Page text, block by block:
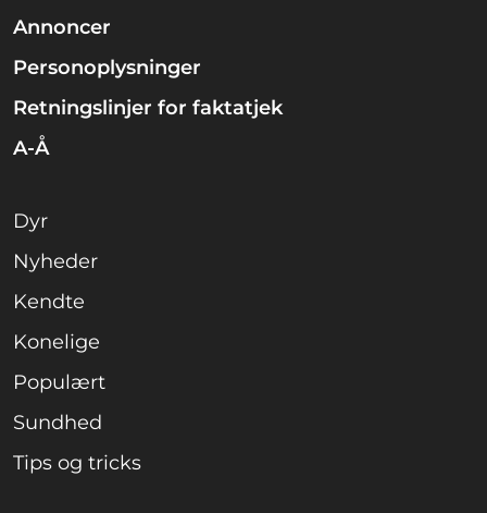
Annoncer
Personoplysninger
Retningslinjer for faktatjek
A-Å
Dyr
Nyheder
Kendte
Konelige
Populært
Sundhed
Tips og tricks